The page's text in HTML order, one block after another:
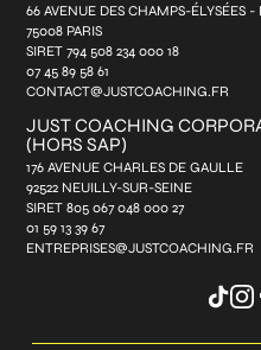
66 AVENUE DES CHAMPS-ÉLYSÉES -
75008 PARIS
SIRET 794 508 234 000 18
07 45 89 58 61
CONTACT@JUSTCOACHING.FR
JUST COACHING
(HORS SAP)
176 AVENUE CHARLES DE GAULLE
92522 NEUILLY-SUR-SEINE
SIRET 805 067 048 000 27
01 59 13 39 67
ENTREPRISES@JUSTCOACHING.FR